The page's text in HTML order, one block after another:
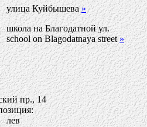
улица Куйбышева»
школа на Благодатной ул.
school on Blagodatnaya street»
пр., 14
лев